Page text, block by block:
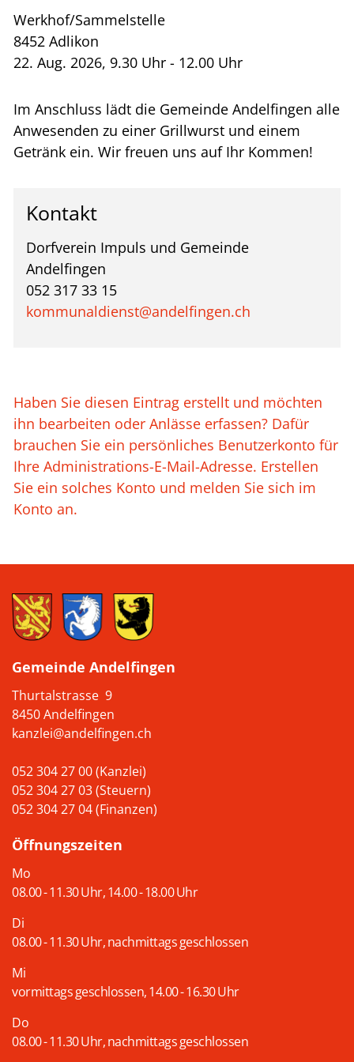
Werkhof/Sammelstelle
8452 Adlikon
22. Aug. 2026, 9.30 Uhr - 12.00 Uhr
Im Anschluss lädt die Gemeinde Andelfingen alle
Anwesenden zu einer Grillwurst und einem
Getränk ein. Wir freuen uns auf Ihr Kommen!
Kontakt
Dorfverein Impuls und Gemeinde
Andelfingen
052 317 33 15
kommunaldienst@andelfingen.ch
Haben Sie diesen Eintrag erstellt und möchten
ihn bearbeiten oder Anlässe erfassen? Dafür
brauchen Sie ein persönliches Benutzerkonto für
Ihre Administrations-E-Mail-Adresse. Erstellen
Sie ein solches Konto und melden Sie sich im
Konto an.
Gemeinde Andelfingen
Thurtalstrasse 9
8450 Andelfingen
kanzlei@andelfingen.ch
052 304 27 00 (Kanzlei)
052 304 27 03 (Steuern)
052 304 27 04 (Finanzen)
Öffnungszeiten
Mo
08.00 - 11.30 Uhr, 14.00 - 18.00 Uhr
Di
08.00 - 11.30 Uhr, nachmittags geschlossen
Mi
vormittags geschlossen, 14.00 - 16.30 Uhr
Do
08.00 - 11.30 Uhr, nachmittags geschlossen